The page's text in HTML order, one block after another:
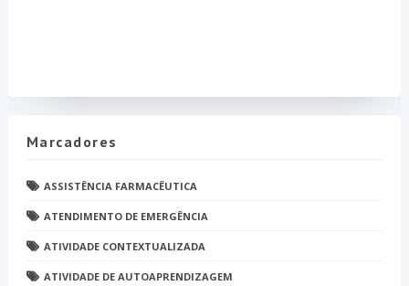
Marcadores
ASSISTÊNCIA FARMACÊUTICA
ATENDIMENTO DE EMERGÊNCIA
ATIVIDADE CONTEXTUALIZADA
ATIVIDADE DE AUTOAPRENDIZAGEM